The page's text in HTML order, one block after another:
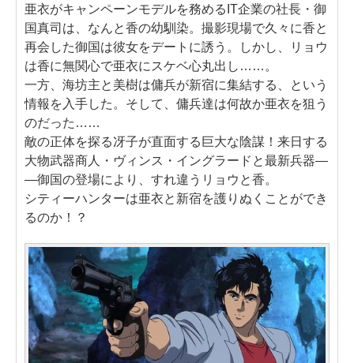
亜衣がキャンペーンモデルを務めるIT企業の社長・御
国真司は、なんと香の幼馴染。撮影現場で久々に香と
再会した御国は彼女をデートに誘う。しかし、リョウ
は香に無関心で亜衣にスケベ心丸出し……。
一方、海坊主と美樹は傭兵が新宿に集結する、という
情報を入手した。そして、傭兵達は何故か亜衣を狙う
のだった……
敵の正体を探る冴子が直面する巨大な陰謀！来日する
大物武器商人・ヴィンス・イングラードと最新兵器―
―御国の登場により、すれ違うリョウと香。
シティーハンターは亜衣と新宿を護りぬくことができ
るのか！？